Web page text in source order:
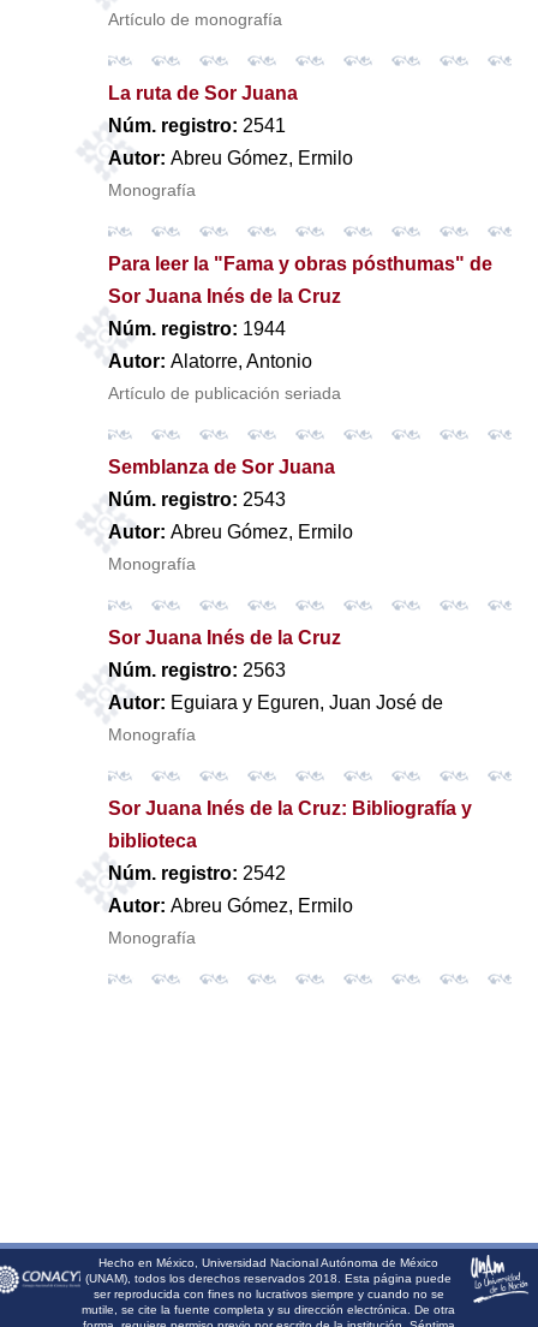
Artículo de monografía
La ruta de Sor Juana
Núm. registro: 2541
Autor: Abreu Gómez, Ermilo
Monografía
Para leer la "Fama y obras pósthumas" de
Sor Juana Inés de la Cruz
Núm. registro: 1944
Autor: Alatorre, Antonio
Artículo de publicación seriada
Semblanza de Sor Juana
Núm. registro: 2543
Autor: Abreu Gómez, Ermilo
Monografía
Sor Juana Inés de la Cruz
Núm. registro: 2563
Autor: Eguiara y Eguren, Juan José de
Monografía
Sor Juana Inés de la Cruz: Bibliografía y
biblioteca
Núm. registro: 2542
Autor: Abreu Gómez, Ermilo
Monografía
Hecho en México, Universidad Nacional Autónoma de México
(UNAM), todos los derechos reservados 2018. Esta página puede
ser reproducida con fines no lucrativos siempre y cuando no se
mutile, se cite la fuente completa y su dirección electrónica. De otra